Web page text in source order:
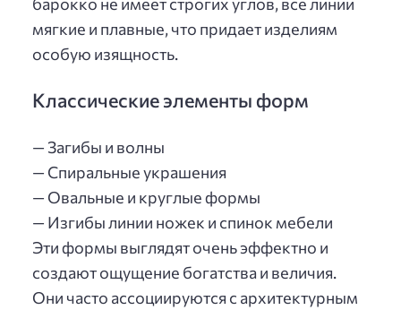
мягкие и плавные, что придает изделиям
особую изящность.
Классические элементы форм
— Загибы и волны
— Спиральные украшения
— Овальные и круглые формы
— Изгибы линии ножек и спинок мебели
Эти формы выглядят очень эффектно и
создают ощущение богатства и величия.
Они часто ассоциируются с архитектурным